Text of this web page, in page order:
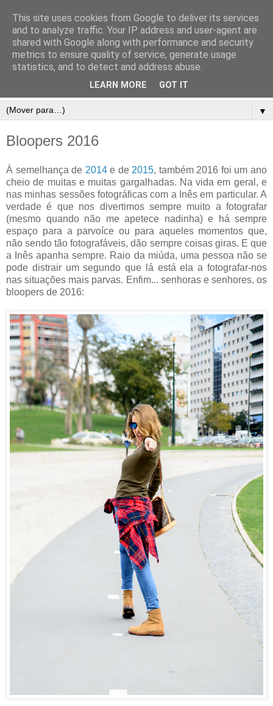
▼
Bloopers 2016
À semelhança de 2014e de 2015, também 2016 foi um ano
cheio de muitas e muitas gargalhadas. Na vida em geral, e
nas minhas sessões fotográficas com a Inês em particular. A
verdade é que nos divertimos sempre muito a fotografar
(mesmo quando não me apetece nadinha) e há sempre
espaço para a parvoíce ou para aqueles momentos que,
não sendo tão fotografáveis, dão sempre coisas giras. E que
a Inês apanha sempre. Raio da miúda, uma pessoa não se
pode distrair um segundo que lá está ela a fotografar-nos
nas situações mais parvas. Enfim... senhoras e senhores, os
bloopers de 2016:
This site uses cookies from Google to deliver its services
and to analyze traffic. Your IP address and user-agent are
shared with Google along with performance and security
metrics to ensure quality of service, generate usage
statistics, and to detect and address abuse.
LEARN MORE GOT IT